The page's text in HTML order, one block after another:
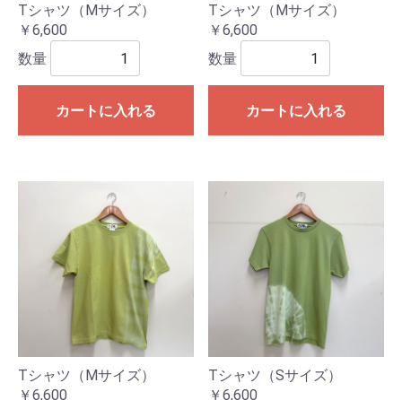
Tシャツ（Mサイズ）
￥6,600
数量
カートに入れる
Tシャツ（Mサイズ）
￥6,600
数量
カートに入れる
Tシャツ（Mサイズ）
￥6,600
Tシャツ（Sサイズ）
￥6,600